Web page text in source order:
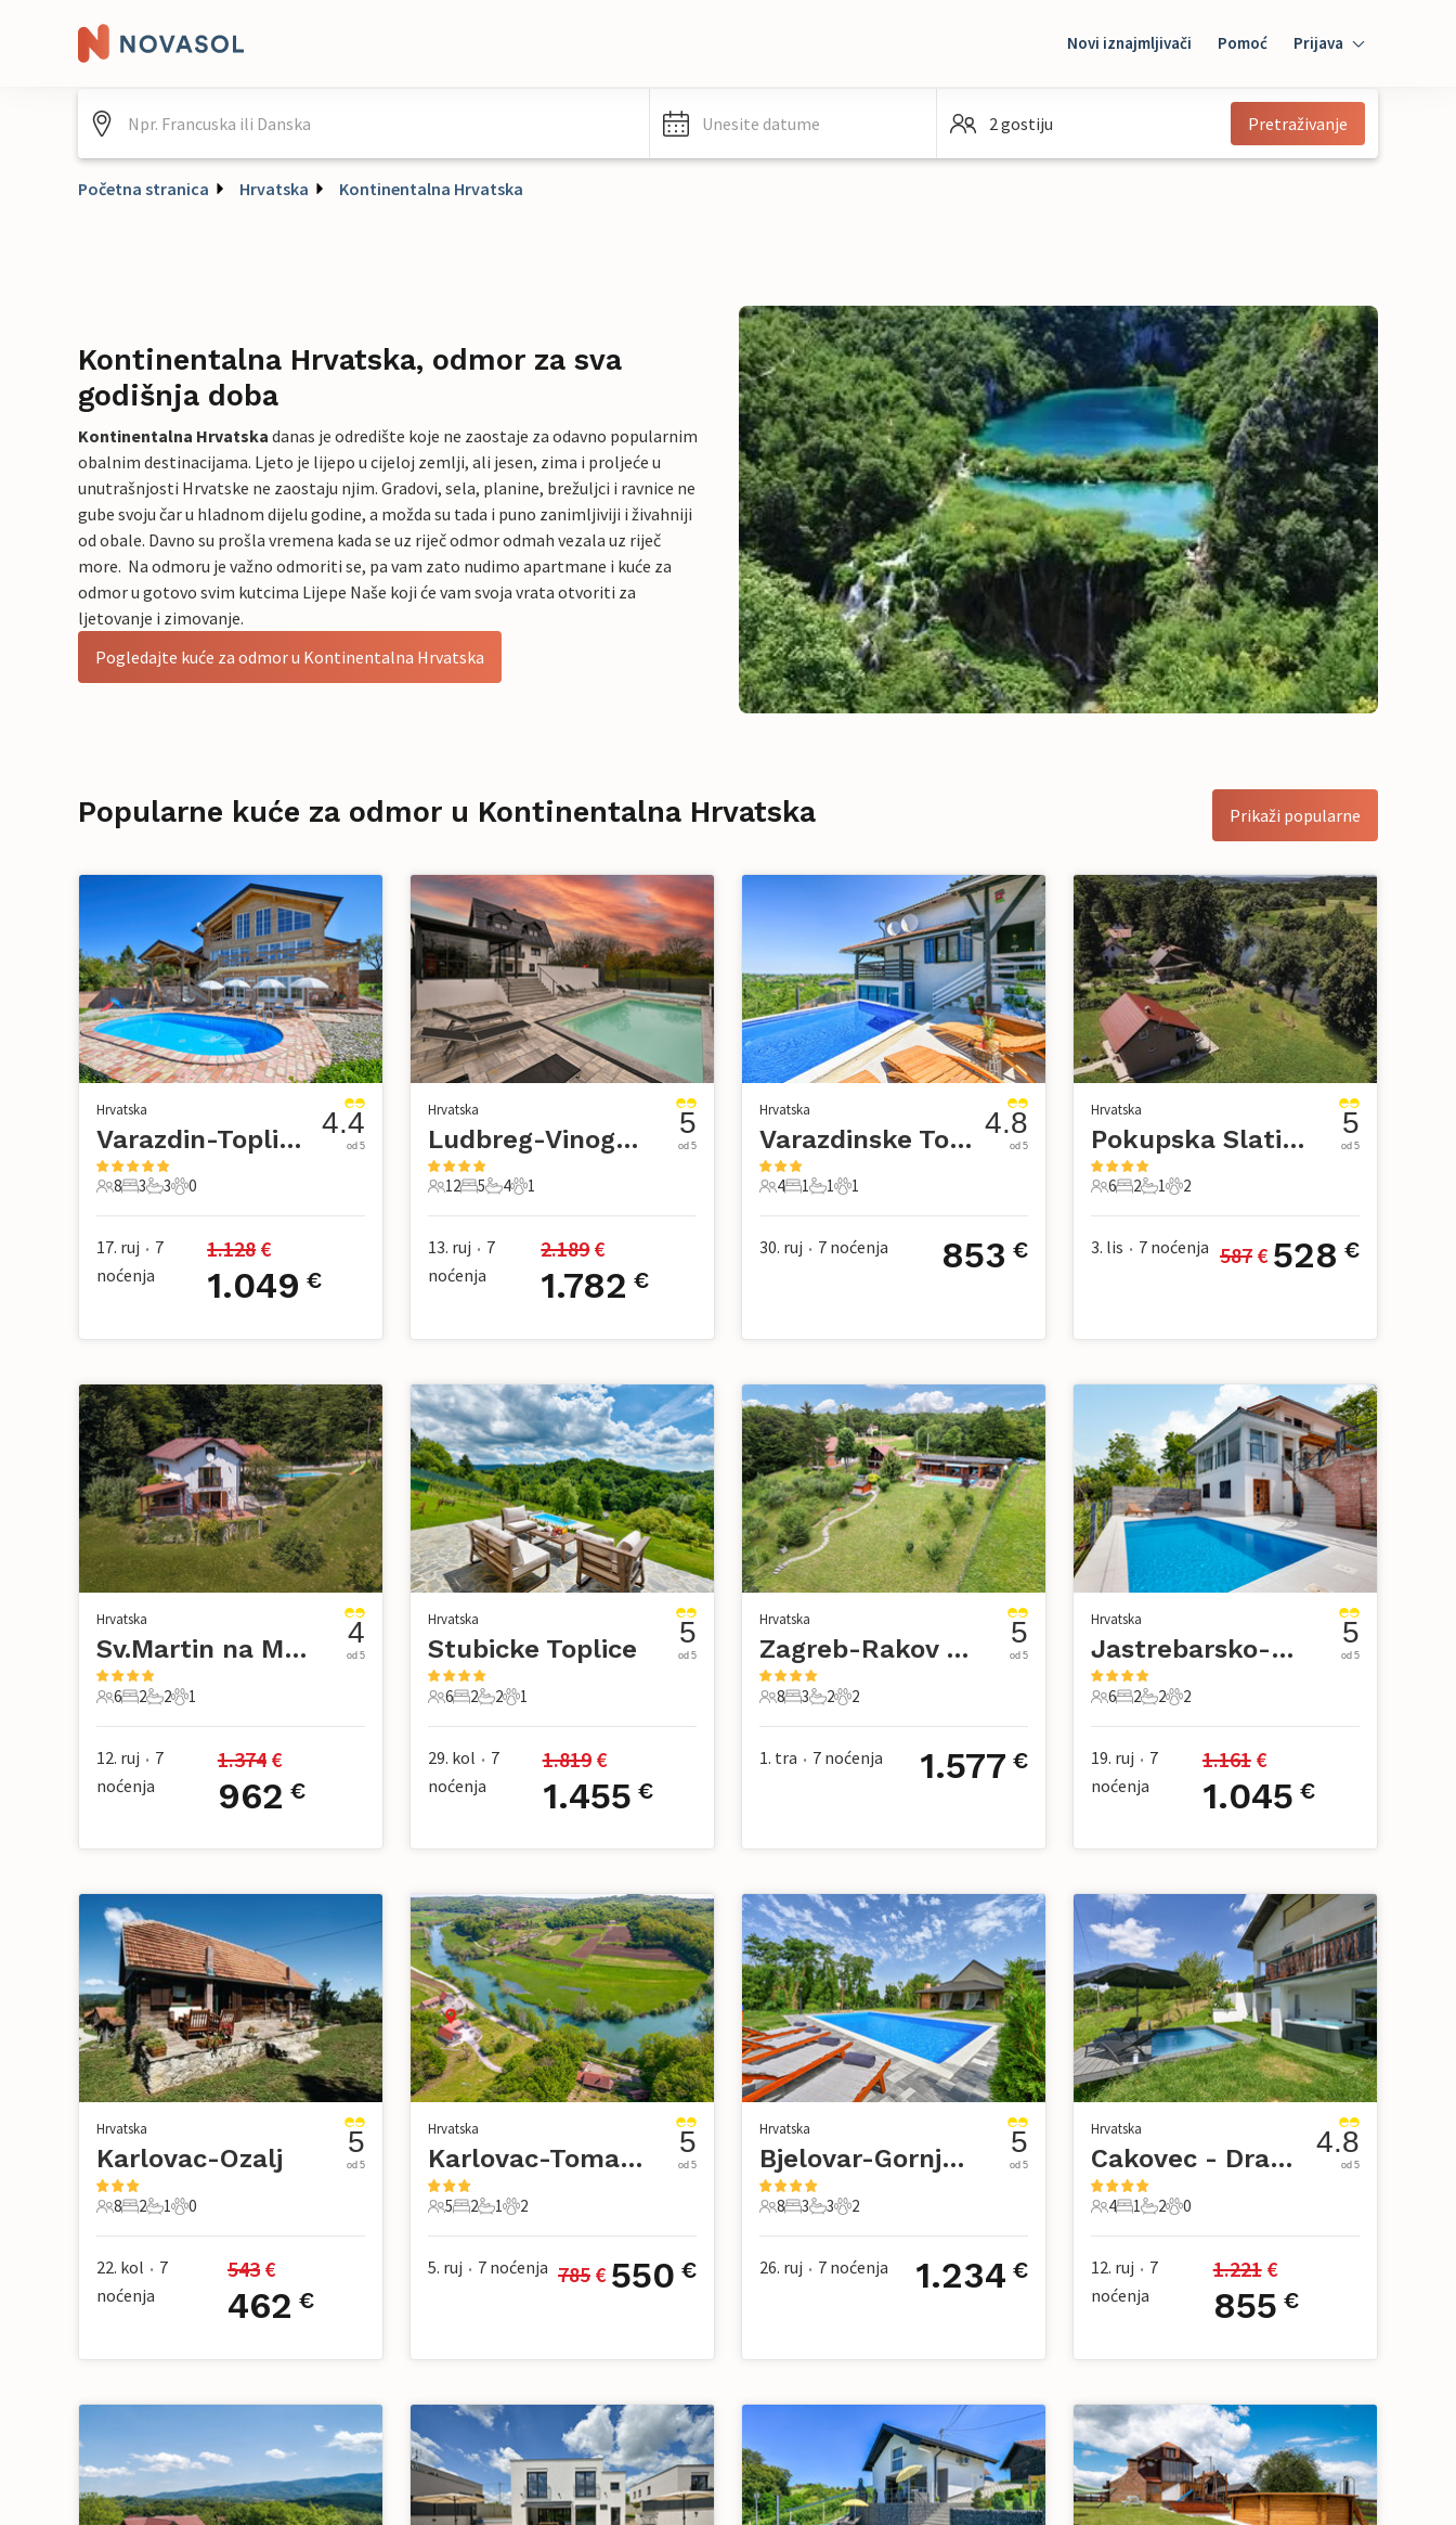
Novi iznajmljivači Pomoć Prijava
Gost
Unesite datume 2 gostiju Pretraživanje
Početna stranica Hrvatska Kontinentalna Hrvatska
Kontinentalna Hrvatska, odmor za sva
godišnja doba
Kontinentalna Hrvatska danas je odredište koje ne zaostaje za odavno popularnim
obalnim destinacijama. Ljeto je lijepo u cijeloj zemlji, ali jesen, zima i proljeće u
unutrašnjosti Hrvatske ne zaostaju njim. Gradovi, sela, planine, brežuljci i ravnice ne
gube svoju čar u hladnom dijelu godine, a možda su tada i puno zanimljiviji i živahniji
od obale. Davno su prošla vremena kada se uz riječ odmor odmah vezala uz riječ
more. Na odmoru je važno odmoriti se, pa vam zato nudimo apartmane i kuće za
odmor u gotovo svim kutcima Lijepe Naše koji će vam svoja vrata otvoriti za
ljetovanje i zimovanje.
Pogledajte kuće za odmor u Kontinentalna Hrvatska
Popularne kuće za odmor u Kontinentalna Hrvatska Prikaži popularne
Hrvatska
Varazdin-Toplicica
8 Gosti
8
3 Spavaće sobe
3
3 Kupaonice
3
0 Kućni ljubimac
0
4.4
od 5
17. ruj • 7
noćenja
1.128 €
1.049 €
Hrvatska
Ludbreg-Vinogradi Ludbreski
12 Gosti
12
5 Spavaće sobe
5
4 Kupaonice
4
1 Kućni ljubimac
1
5
od 5
13. ruj • 7
noćenja
2.189 €
1.782 €
Hrvatska
Varazdinske Toplice-Vrtlinovec
4 Gosti
4
1 Spavaća soba
1
1 Kupaonica
1
1 Kućni ljubimac
1
4.8
od 5
30. ruj • 7 noćenja 853 €
Hrvatska
Pokupska Slatina
6 Gosti
6
2 Spavaće sobe
2
1 Kupaonica
1
2 Kućni ljubimac
2
5
od 5
3. lis • 7 noćenja 587 € 528 €
Hrvatska
Sv.Martin na Muri
6 Gosti
6
2 Spavaće sobe
2
2 Kupaonice
2
1 Kućni ljubimac
1
4
od 5
12. ruj • 7
noćenja
1.374 €
962 €
Hrvatska
Stubicke Toplice
6 Gosti
6
2 Spavaće sobe
2
2 Kupaonice
2
1 Kućni ljubimac
1
5
od 5
29. kol • 7
noćenja
1.819 €
1.455 €
Hrvatska
Zagreb-Rakov Potok
8 Gosti
8
3 Spavaće sobe
3
2 Kupaonice
2
2 Kućni ljubimac
2
5
od 5
1. tra • 7 noćenja 1.577 €
Hrvatska
Jastrebarsko-Donja Reka
6 Gosti
6
2 Spavaće sobe
2
2 Kupaonice
2
2 Kućni ljubimac
2
5
od 5
19. ruj • 7
noćenja
1.161 €
1.045 €
Hrvatska
Karlovac-Ozalj
8 Gosti
8
2 Spavaće sobe
2
1 Kupaonica
1
0 Kućni ljubimac
0
5
od 5
22. kol • 7
noćenja
543 €
462 €
Hrvatska
Karlovac-Tomasnica
5 Gosti
5
2 Spavaće sobe
2
1 Kupaonica
1
2 Kućni ljubimac
2
5
od 5
5. ruj • 7 noćenja 785 € 550 €
Hrvatska
Bjelovar-Gornje Plavnice
8 Gosti
8
3 Spavaće sobe
3
3 Kupaonice
3
2 Kućni ljubimac
2
5
od 5
26. ruj • 7 noćenja 1.234 €
Hrvatska
Cakovec - Dragoslavec
4 Gosti
4
1 Spavaća soba
1
2 Kupaonice
2
0 Kućni ljubimac
0
4.8
od 5
12. ruj • 7
noćenja
1.221 €
855 €